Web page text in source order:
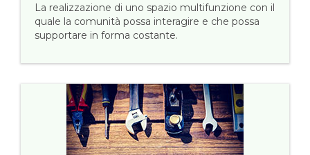
La realizzazione di uno spazio multifunzione con il
quale la comunità possa interagire e che possa
supportare in forma costante.